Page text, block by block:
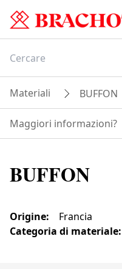
Materiali BUFFON
Maggiori informazioni?
BUFFON
Origine:
Francia
Categoria di materiale: